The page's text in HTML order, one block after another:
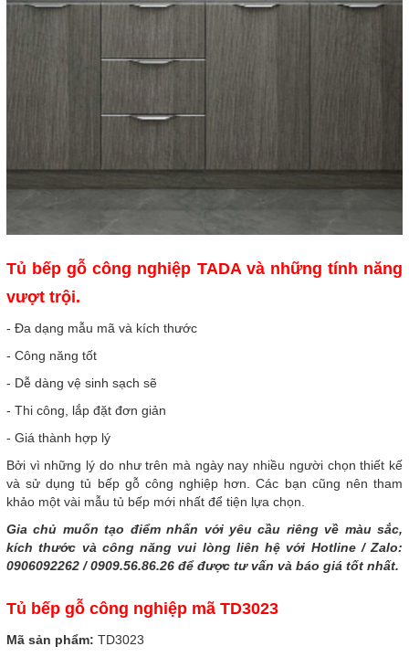
Tủ bếp gỗ công nghiệp TADA và những tính năng
vượt trội.
- Đa dạng mẫu mã và kích thước
- Công năng tốt
- Dễ dàng vệ sinh sạch sẽ
- Thi công, lắp đặt đơn giản
- Giá thành hợp lý
Bởi vì những lý do như trên mà ngày nay nhiều người chọn thiết kế
và sử dụng tủ bếp gỗ công nghiệp hơn. Các bạn cũng nên tham
khảo một vài mẫu tủ bếp mới nhất để tiện lựa chọn.
Gia chủ muốn tạo điểm nhấn với yêu cầu riêng về màu sắc,
kích thước và công năng vui lòng liên hệ với Hotline / Zalo:
0906092262 / 0909.56.86.26 để được tư vấn và báo giá tốt nhất.
Tủ bếp gỗ công nghiệp mã TD3023
Mã sản phẩm: TD3023